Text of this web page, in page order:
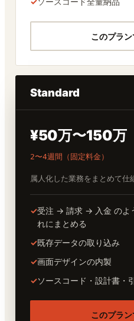
このプラ
Standard
¥50万〜150万
2〜4週間（固定料金）
属人化した業務をまとめて仕
✓受注 → 請求 → 入金 のよ
れにまとめる
✓既存データの取り込み
✓画面デザインの内製
✓ソースコード・設計書・
このプラ